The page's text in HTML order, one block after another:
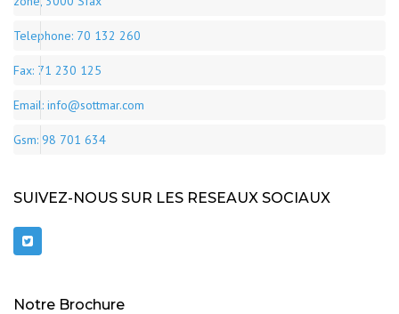
Telephone: 70 132 260
Fax: 71 230 125
Email: info@sottmar.com
Gsm: 98 701 634
SUIVEZ-NOUS SUR LES RESEAUX SOCIAUX
Notre Brochure